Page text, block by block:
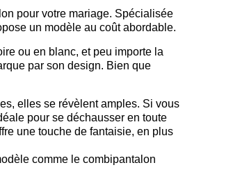
pour votre mariage. Spécialisée
un modèle au coût abordable.
ou en blanc, et peu importe la
par son design. Bien que
elles se révèlent amples. Si vous
pour se déchausser en toute
une touche de fantaisie, en plus
comme le combipantalon